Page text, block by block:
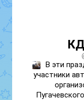
В эти
участники